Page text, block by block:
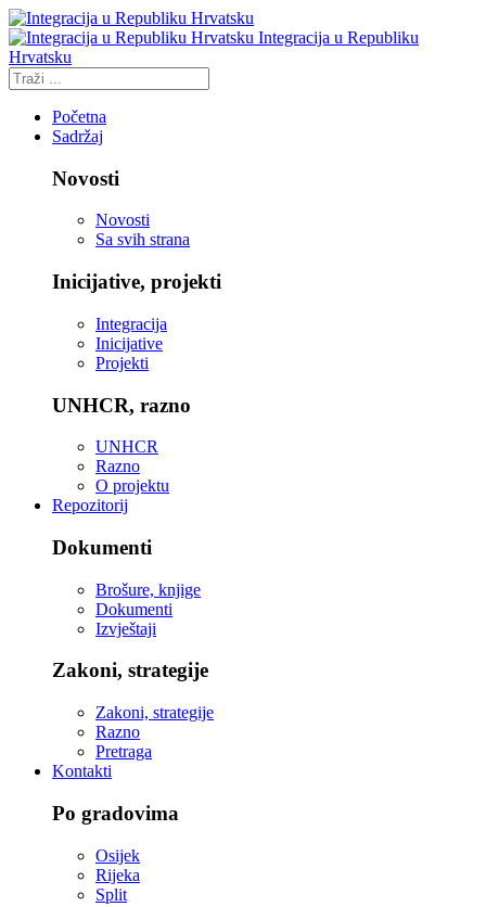
Integracija u Republiku
Hrvatsku
Početna
Sadržaj
Novosti
Novosti
Sa svih strana
Inicijative, projekti
Integracija
Inicijative
Projekti
UNHCR, razno
UNHCR
Razno
O projektu
Repozitorij
Dokumenti
Brošure, knjige
Dokumenti
Izvještaji
Zakoni, strategije
Zakoni, strategije
Razno
Pretraga
Kontakti
Po gradovima
Osijek
Rijeka
Split